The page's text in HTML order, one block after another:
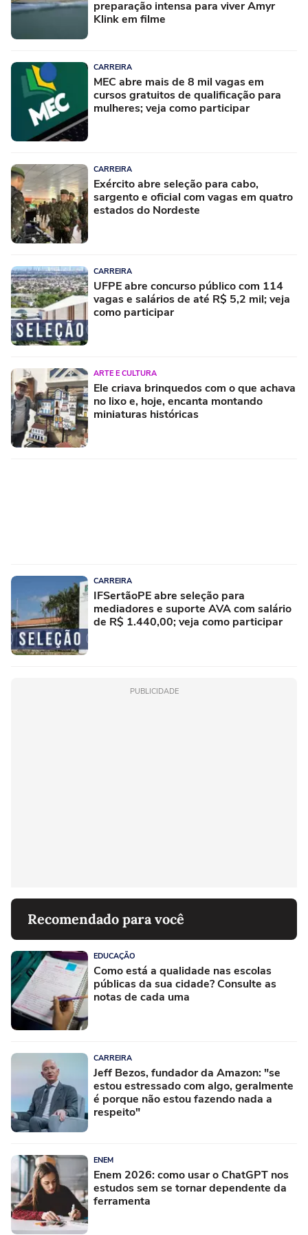
preparação intensa para viver Amyr
Klink em filme
CARREIRA
MEC abre mais de 8 mil vagas em
cursos gratuitos de qualificação para
mulheres; veja como participar
CARREIRA
Exército abre seleção para cabo,
sargento e oficial com vagas em quatro
estados do Nordeste
CARREIRA
UFPE abre concurso público com 114
vagas e salários de até R$ 5,2 mil; veja
como participar
ARTE E CULTURA
Ele criava brinquedos com o que achava
no lixo e, hoje, encanta montando
miniaturas históricas
CARREIRA
IFSertãoPE abre seleção para
mediadores e suporte AVA com salário
de R$ 1.440,00; veja como participar
PUBLICIDADE
Recomendado para você
EDUCAÇÃO
Como está a qualidade nas escolas
públicas da sua cidade? Consulte as
notas de cada uma
CARREIRA
Jeff Bezos, fundador da Amazon: "se
estou estressado com algo, geralmente
é porque não estou fazendo nada a
respeito"
ENEM
Enem 2026: como usar o ChatGPT nos
estudos sem se tornar dependente da
ferramenta